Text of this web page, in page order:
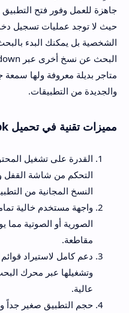
جاهزة للعمل وفور فتح
حيث لا توجد عمليات تسجيل
الشخصية بل يمكنك البدء
متاجر بديلة معروفة ولها
والجديدة من التطبيقات.
مميزات تقنية في تحميل metrolist apk
القدرة على تشغيل
التحكم من شاشة القفل
النسخ المجانية من
واجهة مستخدم خالية
الصورية أو الصوتية مما
مقاطعة.
دعم كامل لاستيراد
وتشغيلها عبر محرك
عالية.
حجم التطبيق صغير جداً